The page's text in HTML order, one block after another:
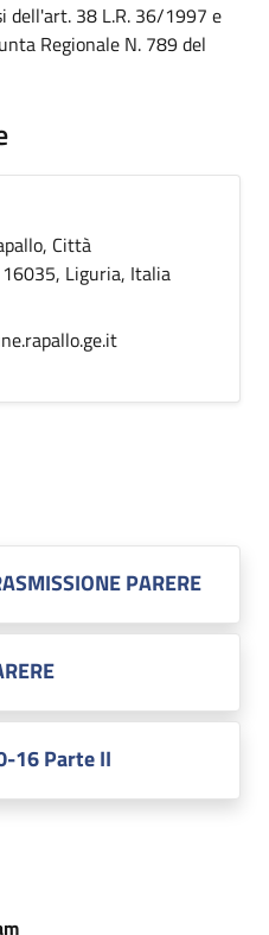
dell'art. 38 L.R. 36/1997 e
Regionale N. 789 del
Città
Liguria, Italia
PARERE
16 Parte II